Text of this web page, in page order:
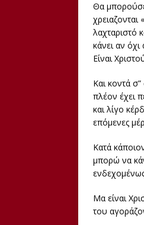
Θα μπορούσε
λαχταριστό
κάνει αν
Είναι
Και κοντά σ”
πλέον έχει
και λίγο
επόμενες
Κατά
μπορώ να
Μα είναι
του